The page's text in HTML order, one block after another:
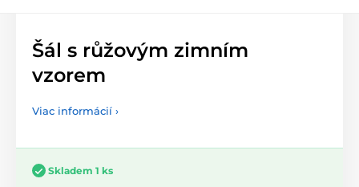
Šál s růžovým zimním
vzorem
Viac informácií ›
Skladem 1 ks